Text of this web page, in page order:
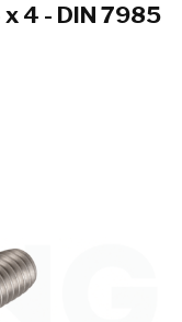
4 - DIN 7985